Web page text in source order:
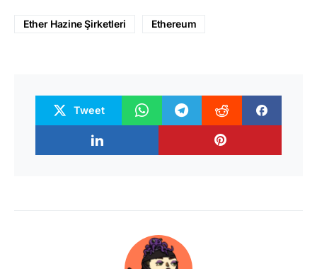
Ether Hazine Şirketleri Ethereum
Tweet